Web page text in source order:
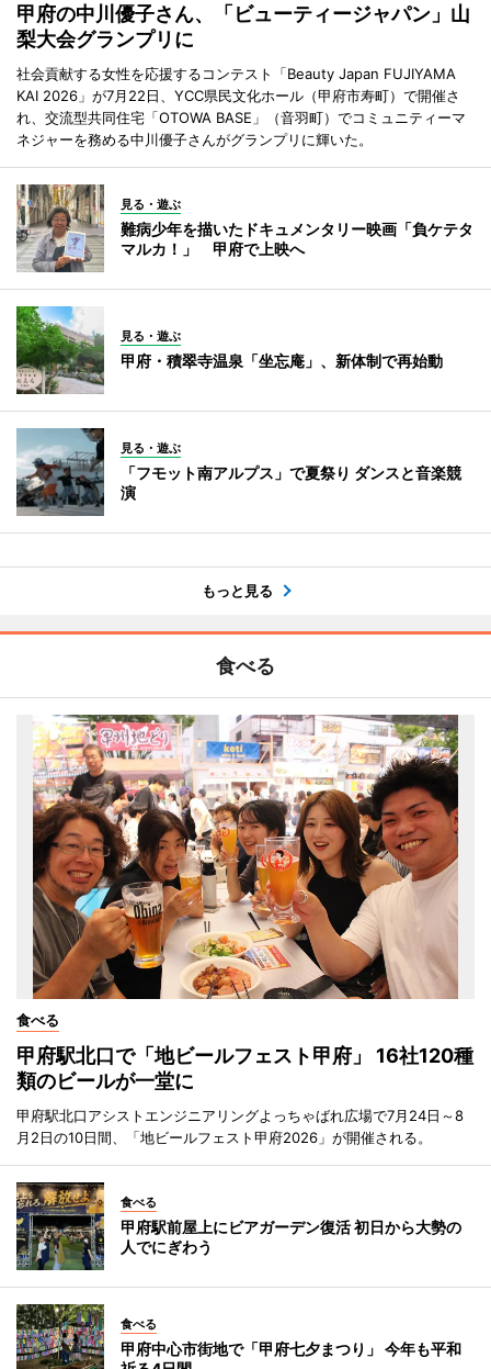
甲府の中川優子さん、「ビューティージャパン」山
梨大会グランプリに
社会貢献する女性を応援するコンテスト「Beauty Japan FUJIYAMA
KAI 2026」が7月22日、YCC県民文化ホール（甲府市寿町）で開催さ
れ、交流型共同住宅「OTOWA BASE」（音羽町）でコミュニティーマ
ネジャーを務める中川優子さんがグランプリに輝いた。
見る・遊ぶ
難病少年を描いたドキュメンタリー映画「負ケテタ
マルカ！」 甲府で上映へ
見る・遊ぶ
甲府・積翠寺温泉「坐忘庵」、新体制で再始動
見る・遊ぶ
「フモット南アルプス」で夏祭り ダンスと音楽競
演
もっと見る
食べる
食べる
甲府駅北口で「地ビールフェスト甲府」 16社120種
類のビールが一堂に
甲府駅北口アシストエンジニアリングよっちゃばれ広場で7月24日～8
月2日の10日間、「地ビールフェスト甲府2026」が開催される。
食べる
甲府駅前屋上にビアガーデン復活 初日から大勢の
人でにぎわう
食べる
甲府中心市街地で「甲府七夕まつり」 今年も平和